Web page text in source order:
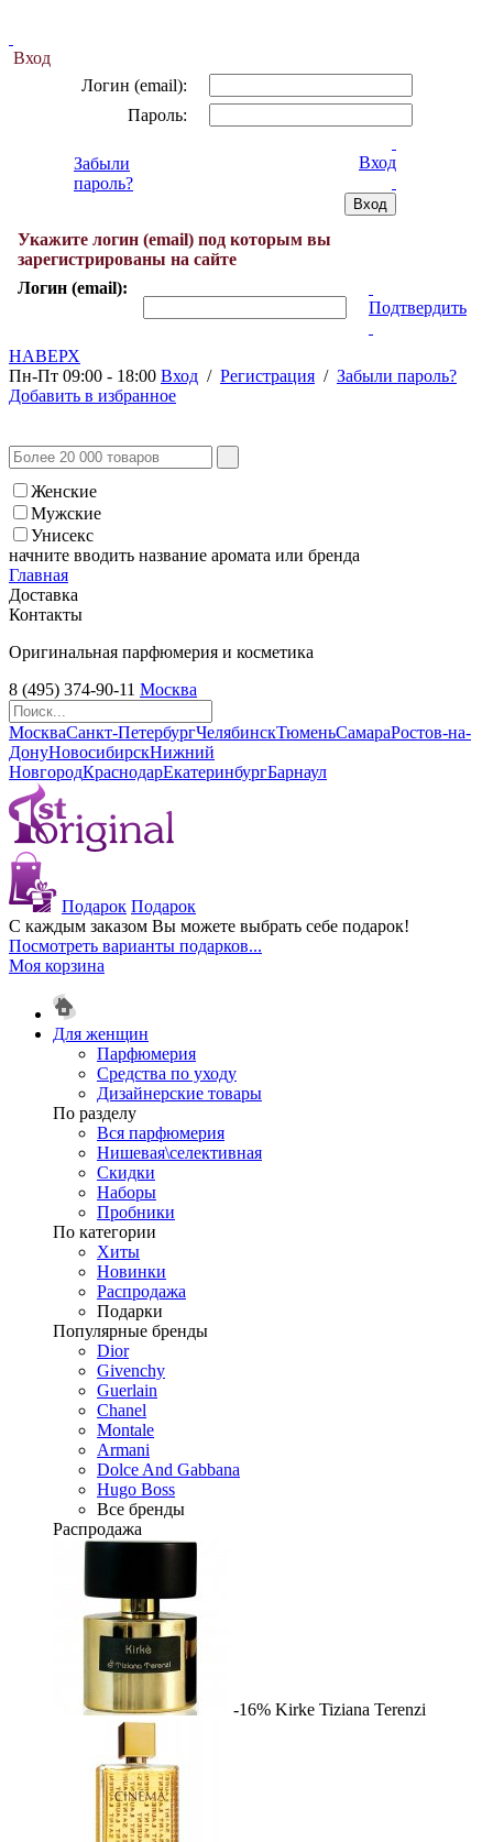
Вход
Логин (email):
Пароль:
Забыли
пароль?
Вход
Укажите логин (email) под которым вы
зарегистрированы на сайте
Логин (email):
Подтвердить
НАВЕРХ
Пн-Пт 09:00 - 18:00 Вход / Регистрация / Забыли пароль?
Добавить в избранное
Женские
Мужские
Унисекс
начните вводить название аромата или бренда
Главная
Доставка
Контакты
Оригинальная парфюмерия и косметика
8 (495) 374-90-11 Москва
МоскваСанкт-ПетербургЧелябинскТюменьСамараРостов-на-
ДонуНовосибирскНижний
НовгородКраснодарЕкатеринбургБарнаул
Подарок Подарок
С каждым заказом Вы можете выбрать себе подарок!
Посмотреть варианты подарков...
Моя корзина
Для женщин
Парфюмерия
Средства по уходу
Дизайнерские товары
По разделу
Вся парфюмерия
Нишевая\селективная
Скидки
Наборы
Пробники
По категории
Хиты
Новинки
Распродажа
Подарки
Популярные бренды
Dior
Givenchy
Guerlain
Chanel
Montale
Armani
Dolce And Gabbana
Hugo Boss
Все бренды
Распродажа
-16% Kirke Tiziana Terenzi